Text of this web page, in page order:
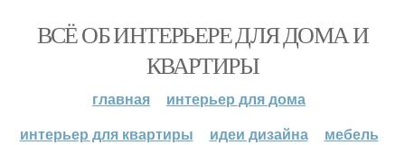
ВСЁ ОБ ИНТЕРЬЕРЕ ДЛЯ ДОМА И
КВАРТИРЫ
главная
интерьер для дома
интерьер для квартиры
идеи дизайна мебель